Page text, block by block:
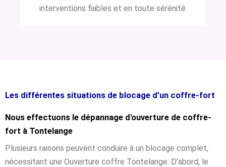
interventions fiables et en toute sérénité.
Les différentes situations de blocage d’un coffre-fort
Nous effectuons le dépannage d'ouverture de coffre-
fort à Tontelange
Plusieurs raisons peuvent conduire à un blocage complet,
nécessitant une Ouverture coffre Tontelange. D’abord, le